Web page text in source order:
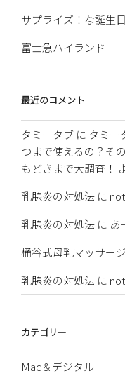
サプライズ！な誕生
富士急ハイランド
最近のコメント
タミータブ に タミー
つまで使えるの？そ
もどきまで大調査！
乳腺炎の対処法 に
乳腺炎の対処法 に あ
桶谷式母乳マッサー
乳腺炎の対処法 に
カテゴリー
Mac＆デジタル